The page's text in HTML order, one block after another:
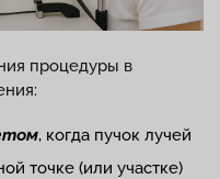
процедуры в
, когда пучок лучей
точке (или участке)